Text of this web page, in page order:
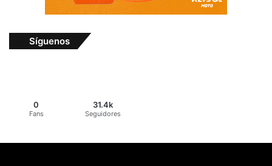
Síguenos
0
Fans
31.4k
Seguidores